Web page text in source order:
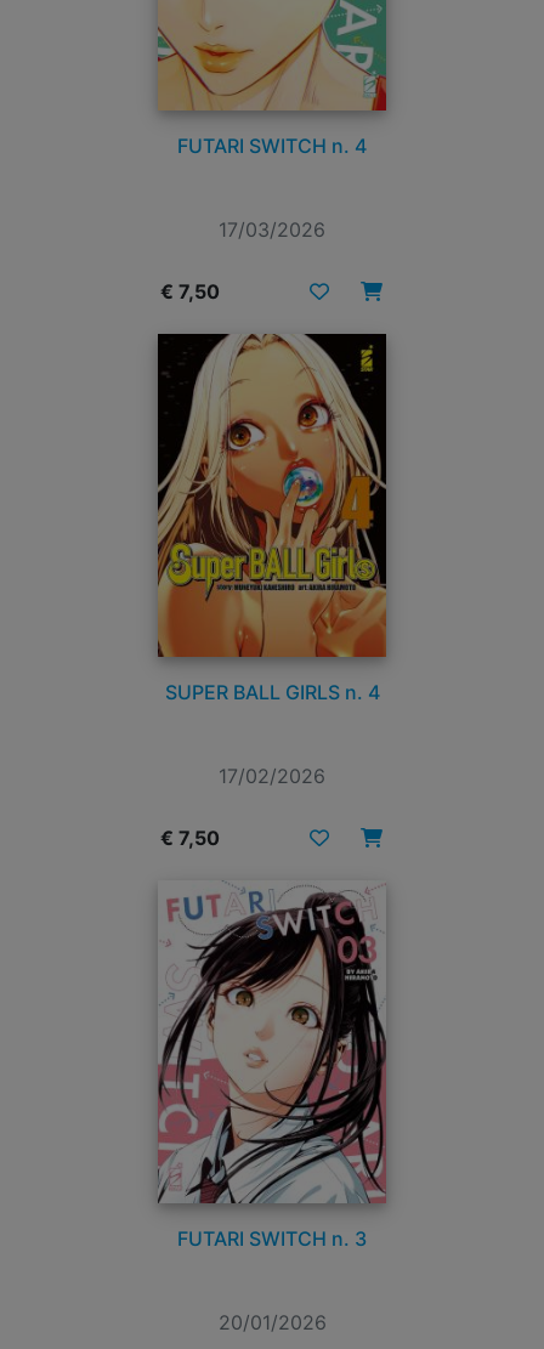
FUTARI SWITCH n. 4
17/03/2026
€ 7,50
SUPER BALL GIRLS n. 4
17/02/2026
€ 7,50
FUTARI SWITCH n. 3
20/01/2026